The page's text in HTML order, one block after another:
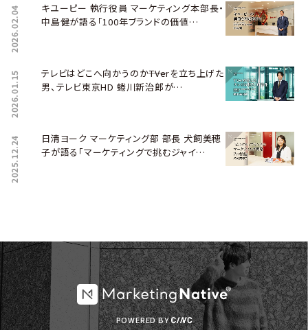
2026.02.04
キユーピー 執行役員 マーケティング本部長・
中島健が語る「100年ブランドの価値…
2026.01.15
テレビはどこへ向かうのか――TVerを立ち上げた
男、テレビ東京HD 蜷川新治郎が…
2025.12.24
日清ヨーク マーケティング部 部長 犬飼美穂
子が語る「マーケティングで挑むジャイ…
POWERED BY